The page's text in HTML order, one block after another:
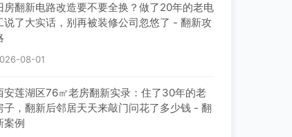
房翻新电路改造要不要全换？做了20年的老电
说了大实话，别再被装修公司忽悠了 - 翻新攻
08-01
安莲湖区76㎡老房翻新实录：住了30年的老
子，翻新后邻居天天来敲门问花了多少钱 - 翻
案例